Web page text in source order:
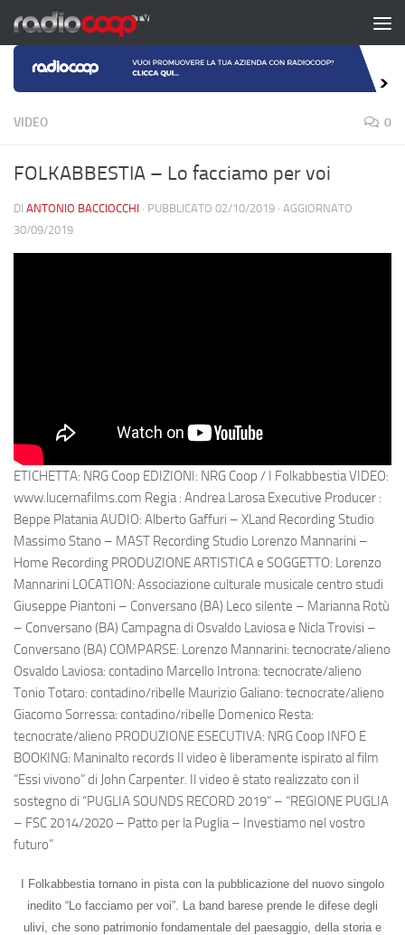
Salta al contenuto
VIDEO 0
FOLKABBESTIA – Lo facciamo per voi
DI ANTONIO BACCIOCCHI · PUBBLICATO 02/10/2019 · AGGIORNATO
30/09/2019
ETICHETTA: NRG Coop EDIZIONI: NRG Coop / I Folkabbestia VIDEO:
www.lucernafilms.com Regia : Andrea Larosa Executive Producer :
Beppe Platania AUDIO: Alberto Gaffuri – XLand Recording Studio
Massimo Stano – MAST Recording Studio Lorenzo Mannarini –
Home Recording PRODUZIONE ARTISTICA e SOGGETTO: Lorenzo
Mannarini LOCATION: Associazione culturale musicale centro studi
Giuseppe Piantoni – Conversano (BA) Leco silente – Marianna Rotù
– Conversano (BA) Campagna di Osvaldo Laviosa e Nicla Trovisi –
Conversano (BA) COMPARSE: Lorenzo Mannarini: tecnocrate/alieno
Osvaldo Laviosa: contadino Marcello Introna: tecnocrate/alieno
Tonio Totaro: contadino/ribelle Maurizio Galiano: tecnocrate/alieno
Giacomo Sorressa: contadino/ribelle Domenico Resta:
tecnocrate/alieno PRODUZIONE ESECUTIVA: NRG Coop INFO E
BOOKING: Maninalto records Il video è liberamente ispirato al film
“Essi vivono” di John Carpenter. Il video è stato realizzato con il
sostegno di “PUGLIA SOUNDS RECORD 2019” – “REGIONE PUGLIA
– FSC 2014/2020 – Patto per la Puglia – Investiamo nel vostro
futuro”
Folkabbestia tornano in pista con la pubblicazione del nuovo singolo
inedito “ Lo facciamo per voi”. La band barese prende le difese degli
ulivi, che sono patrimonio fondamentale del paesaggio, della storia e